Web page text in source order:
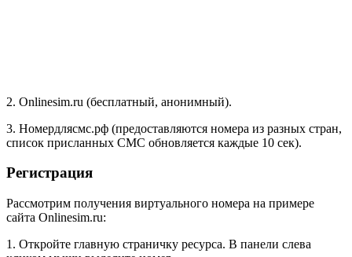
2. Onlinesim.ru (бесплатный, анонимный).
3. Номердлясмс.рф (предоставляются номера из разных стран,
список присланных СМС обновляется каждые 10 сек).
Регистрация
Рассмотрим получения виртуального номера на примере
сайта Onlinesim.ru:
1. Откройте главную страничку ресурса. В панели слева